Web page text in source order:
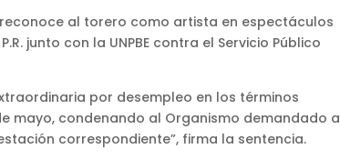
reconoce al torero como artista en espectáculos
junto con la UNPBE contra el Servicio Público
por desempleo en los términos
mayo, condenando al Organismo demandado a
correspondiente”, firma la sentencia.